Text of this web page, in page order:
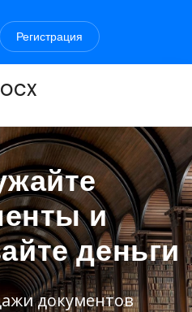
Регистрация
и
деньги
документов